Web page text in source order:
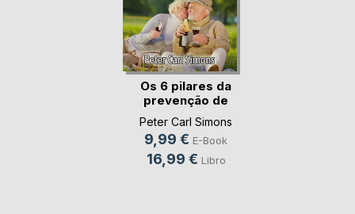
Os 6 pilares da
prevenção de
Alzhe(...)
Peter Carl Simons
9,99 € E-Book
16,99 € Libro